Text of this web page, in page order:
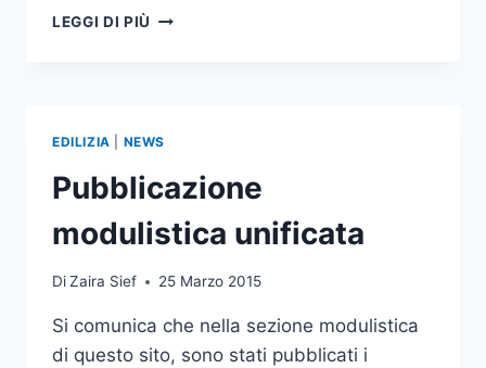
LEGGI DI PIÙ PUBBLICAZIONE
EDILIZIA NEWS
Pubblicazione
modulistica unificata
DiZaira Sief 25 Marzo 2015
Si comunica che nella sezione modulistica
di questo sito, sono stati pubblicati i